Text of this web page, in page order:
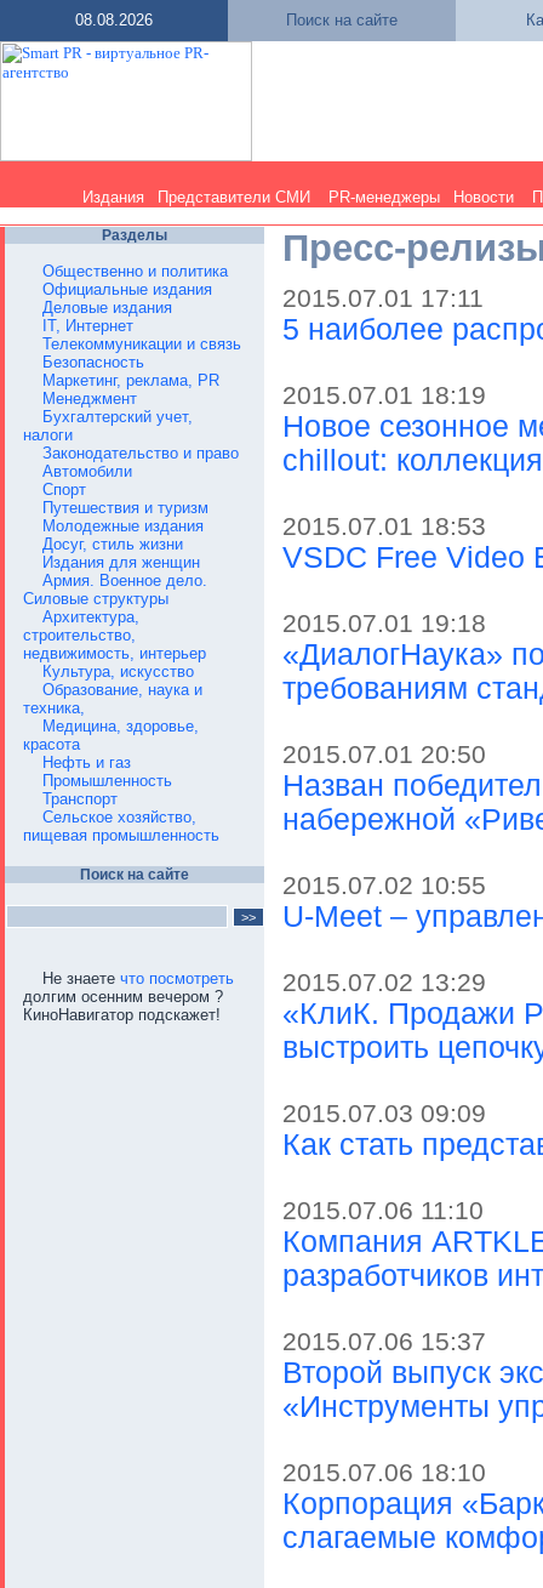
08.08.2026 Поиск на сайте
Издания Представители СМИ PR-менеджеры Новости
Разделы
Общественно и политика
Официальные издания
Деловые издания
IT, Интернет
Телекоммуникации и связь
Безопасность
Маркетинг, реклама, PR
Менеджмент
Бухгалтерский учет,
налоги
Законодательство и право
Автомобили
Спорт
Путешествия и туризм
Молодежные издания
Досуг, стиль жизни
Издания для женщин
Армия. Военное дело.
Силовые структуры
Архитектура,
строительство,
недвижимость, интерьер
Культура, искусство
Образование, наука и
техника,
Медицина, здоровье,
красота
Нефть и газ
Промышленность
Транспорт
Сельское хозяйство,
пищевая промышленность
Поиск на сайте
Не знаете что посмотреть
долгим осенним вечером ?
КиноНавигатор подскажет!
Пресс-
2015.07.01 17:11
5 наиболее
2015.07.01 18:19
Новое сезонное
chillout:
2015.07.01 18:53
VSDC Free Video
2015.07.01 19:18
«ДиалогНаука»
требованиям
2015.07.01 20:50
Назван
набережной
2015.07.02 10:55
U-Meet –
2015.07.02 13:29
«КлиК. Продажи
выстроить
2015.07.03 09:09
Как стать
2015.07.06 11:10
Компания
разработчиков
2015.07.06 15:37
Второй выпуск
«Инструменты
2015.07.06 18:10
Корпорация
слагаемые